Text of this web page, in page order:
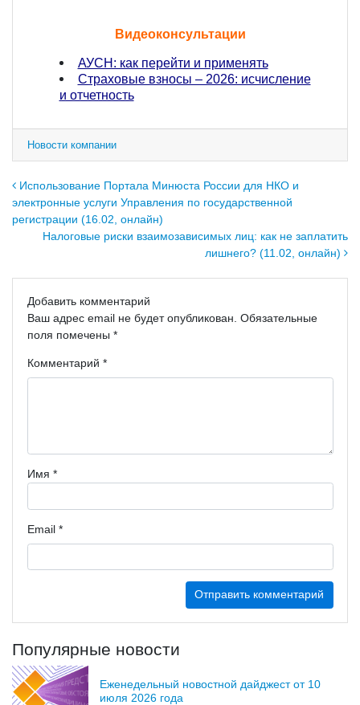
Видеоконсультации
АУСН: как перейти и применять
Страховые взносы – 2026: исчисление
и отчетность
Новости компании
Навигация по записям
Использование Портала Минюста России для НКО и
электронные услуги Управления по государственной
регистрации (16.02, онлайн)
Налоговые риски взаимозависимых лиц: как не заплатить
лишнего? (11.02, онлайн)
Добавить комментарий
Ваш адрес email не будет опубликован. Обязательные
поля помечены *
Комментарий *
Имя *
Email *
Популярные новости
Еженедельный новостной дайджест от 10
июля 2026 года